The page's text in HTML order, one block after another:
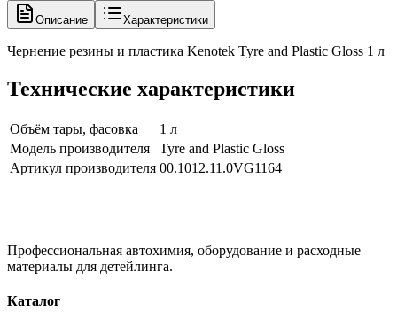
Описание Характеристики
Чернение резины и пластика Kenotek Tyre and Plastic Gloss 1 л
Технические характеристики
Объём тары, фасовка
1 л
Модель производителя
Tyre and Plastic Gloss
Артикул производителя 00.1012.11.0VG1164
Профессиональная автохимия, оборудование и расходные
материалы для детейлинга.
Каталог